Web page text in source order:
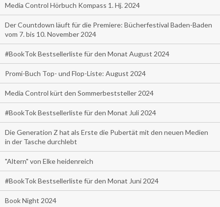
Media Control Hörbuch Kompass 1. Hj. 2024
Der Countdown läuft für die Premiere: Bücherfestival Baden-Baden
vom 7. bis 10. November 2024
#BookTok Bestsellerliste für den Monat August 2024
Promi-Buch Top- und Flop-Liste: August 2024
Media Control kürt den Sommerbeststeller 2024
#BookTok Bestsellerliste für den Monat Juli 2024
Die Generation Z hat als Erste die Pubertät mit den neuen Medien
in der Tasche durchlebt
"Altern" von Elke heidenreich
#BookTok Bestsellerliste für den Monat Juni 2024
Book Night 2024